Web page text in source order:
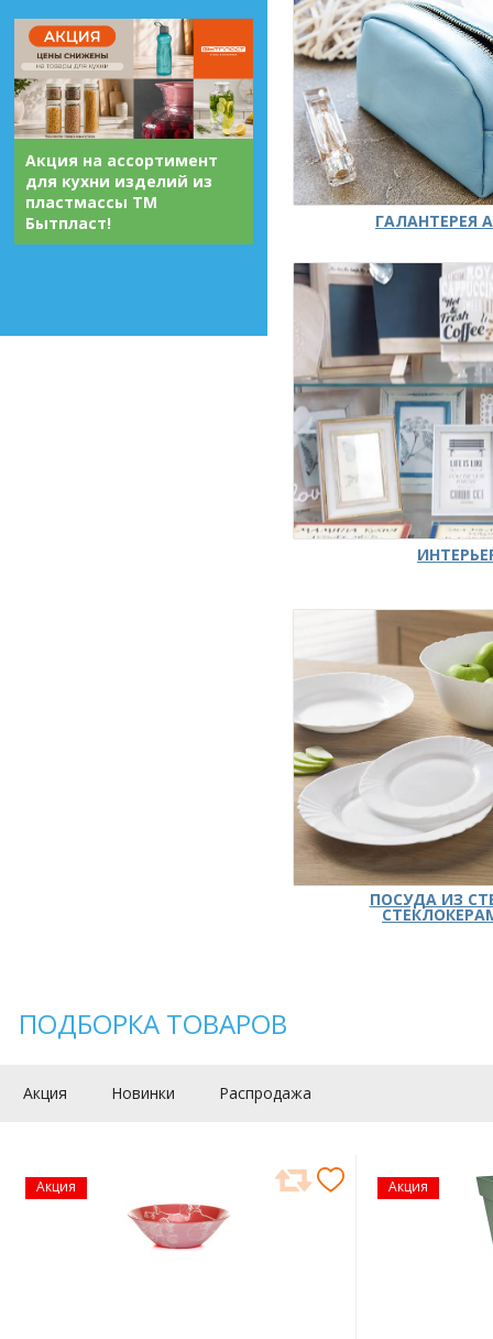
Акция на ассортимент
для кухни изделий из
пластмассы ТМ
Бытпласт!
ГАЛАНТЕРЕЯ
ПОСУДА ИЗ
ПОДБОРКА ТОВАРОВ
Акция Новинки Распродажа
Акция Акция